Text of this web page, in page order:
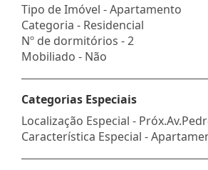
Tipo de Imóvel - Apartamento
Categoria - Residencial
Nº de dormitórios - 2
Mobiliado - Não
Categorias Especiais
Localização Especial -
Característica Especial -